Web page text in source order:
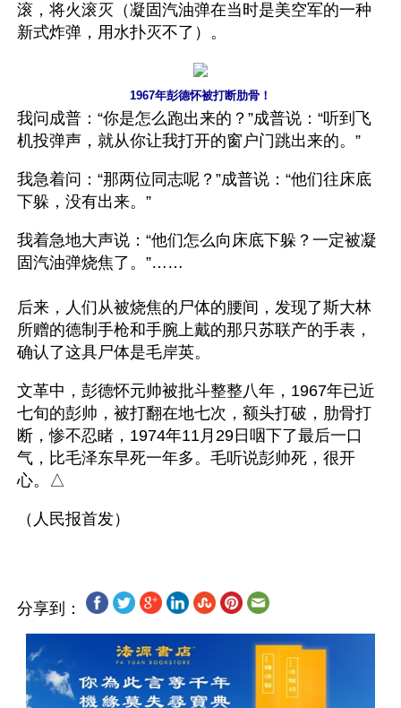
滚，将火滚灭（凝固汽油弹在当时是美空军的一种
新式炸弹，用水扑灭不了）。
1967年彭德怀被打断肋骨！
我问成普：“你是怎么跑出来的？”成普说：“听到飞
机投弹声，就从你让我打开的窗户门跳出来的。”
我急着问：“那两位同志呢？”成普说：“他们往床底
下躲，没有出来。”
我着急地大声说：“他们怎么向床底下躲？一定被凝
固汽油弹烧焦了。”……
后来，人们从被烧焦的尸体的腰间，发现了斯大林
所赠的德制手枪和手腕上戴的那只苏联产的手表，
确认了这具尸体是毛岸英。
文革中，彭德怀元帅被批斗整整八年，1967年已近
七旬的彭帅，被打翻在地七次，额头打破，肋骨打
断，惨不忍睹，1974年11月29日咽下了最后一口
气，比毛泽东早死一年多。毛听说彭帅死，很开
心。△
分享到：